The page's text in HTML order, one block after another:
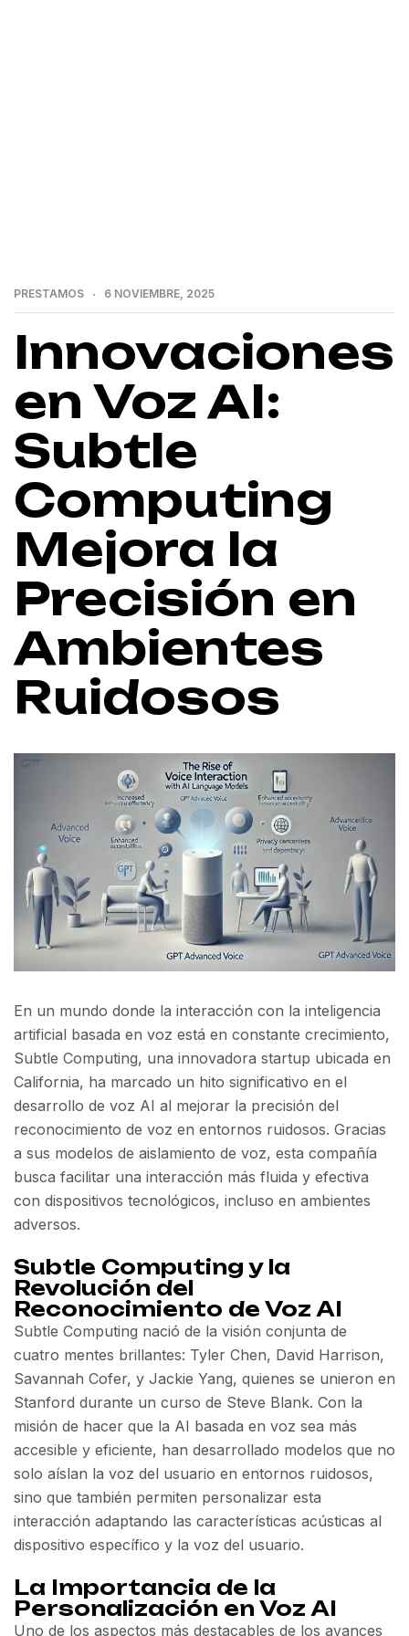
PRESTAMOS 6 NOVIEMBRE, 2025
Innovaciones
en Voz AI:
Subtle
Computing
Mejora la
Precisión en
Ambientes
Ruidosos
En un mundo donde la interacción con la inteligencia
artificial basada en voz está en constante crecimiento,
Subtle Computing, una innovadora startup ubicada en
California, ha marcado un hito significativo en el
desarrollo de voz AI al mejorar la precisión del
reconocimiento de voz en entornos ruidosos. Gracias
a sus modelos de aislamiento de voz, esta compañía
busca facilitar una interacción más fluida y efectiva
con dispositivos tecnológicos, incluso en ambientes
adversos.
Subtle Computing y la
Revolución del
Reconocimiento de Voz AI
Subtle Computing nació de la visión conjunta de
cuatro mentes brillantes: Tyler Chen, David Harrison,
Savannah Cofer, y Jackie Yang, quienes se unieron en
Stanford durante un curso de Steve Blank. Con la
misión de hacer que la AI basada en voz sea más
accesible y eficiente, han desarrollado modelos que no
solo aíslan la voz del usuario en entornos ruidosos,
sino que también permiten personalizar esta
interacción adaptando las características acústicas al
dispositivo específico y la voz del usuario.
La Importancia de la
Personalización en Voz AI
Uno de los aspectos más destacables de los avances